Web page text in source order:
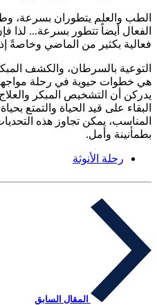
الطب والعلم يتطوران بسرعة،
الفعال أيضاً تتطور بسرعة... لذا
فعالية بكثير من الماضي وخاصةً
التوعية بالسرطان، والكشف
هي خطوات حيوية في رحلة
يدركن أن التشخيص المبكر
البقاء على قيد الحياة والتمتع
المناسب، يمكن تجاوز هذه
بطمأنينة وأمل.
رحلة الأنوثة
المقال السابق